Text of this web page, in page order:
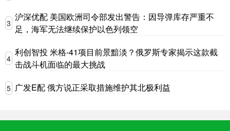
3
沪深优配 美国欧洲司令部发出警告：因导弹库存严重不
足，海军无法继续保护以色列领空
4
利创智投 米格-41项目前景黯淡？俄罗斯专家揭示这款截
击战斗机面临的最大挑战
5 广发E配 俄方说正采取措施维护其北极利益